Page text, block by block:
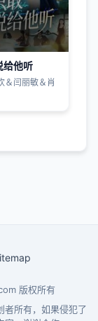
给他听
＆闫丽敏＆肖
版权所有
者所有，如果侵犯了